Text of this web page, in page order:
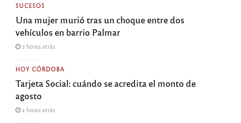
SUCESOS
Una mujer murió tras un choque entre dos
vehículos en barrio Palmar
2 horas atrás
HOY CÓRDOBA
Tarjeta Social: cuándo se acredita el monto de
agosto
2 horas atrás